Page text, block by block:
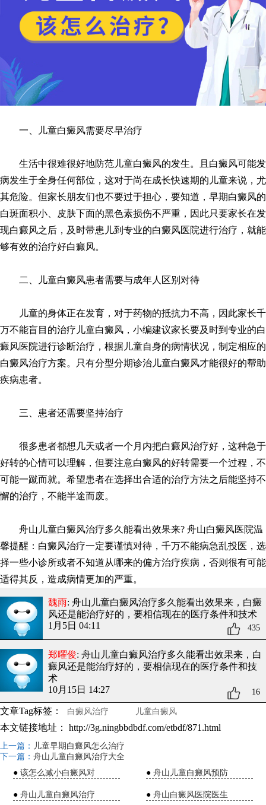
一、儿童白癜风需要尽早治疗
生活中很难很好地防范儿童白癜风的发生。且白癜风可能发
病发生于全身任何部位，这对于尚在成长快速期的儿童来说，尤
其危险。但家长朋友们也不要过于担心，要知道，早期白癜风的
白斑面积小、皮肤下面的黑色素损伤不严重，因此只要家长在发
现白癜风之后，及时带患儿到专业的白癜风医院进行治疗，就能
够有效的治疗好白癜风。
二、儿童白癜风患者需要与成年人区别对待
儿童的身体正在发育，对于药物的抵抗力不高，因此家长千
万不能盲目的治疗儿童白癜风，小编建议家长要及时到专业的白
癜风医院进行诊断治疗，根据儿童自身的病情状况，制定相应的
白癜风治疗方案。只有分型分期诊治儿童白癜风才能很好的帮助
疾病患者。
三、患者还需要坚持治疗
很多患者都想几天或者一个月内把白癜风治疗好，这种急于
好转的心情可以理解，但要注意白癜风的好转需要一个过程，不
可能一蹴而就。希望患者在选择出合适的治疗方法之后能坚持不
懈的治疗，不能半途而废。
舟山儿童白癜风治疗多久能看出效果来? 舟山白癜风医院温
馨提醒：白癜风治疗一定要谨慎对待，千万不能病急乱投医，选
择一些小诊所或者不知道从哪来的偏方治疗疾病，否则很有可能
适得其反，造成病情更加的严重。
魏雨: 舟山儿童白癜风治疗多久能看出效果来，白癜
风还是能治疗好的，要相信现在的医疗条件和技术
1月5日 04:11
435
郑曜俊: 舟山儿童白癜风治疗多久能看出效果来，白
癜风还是能治疗好的，要相信现在的医疗条件和技
术
10月15日 14:27
16
文章Tag标签： 白癜风治疗 儿童白癜风
本文链接地址： http://3g.ningbbdbdf.com/etbdf/871.html
上一篇： 儿童早期白癜风怎么治疗
下一篇： 舟山儿童白癜风治疗大全
●该怎么减小白癜风对 ●舟山儿童白癜风预防
●舟山儿童白癜风治疗 ●舟山白癜风医院医生